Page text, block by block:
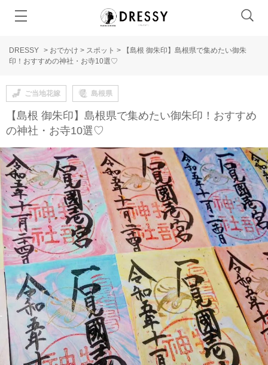
DRESSY > おでかけ > スポット >
【島根 御朱印】島根県で集めたい御朱
印！おすすめの神社・お寺10選♡
ご当地花嫁 島根県
【島根 御朱印】島根県で集めたい御朱印！おすすめ
の神社・お寺10選♡